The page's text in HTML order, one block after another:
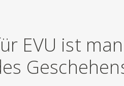
EVU ist